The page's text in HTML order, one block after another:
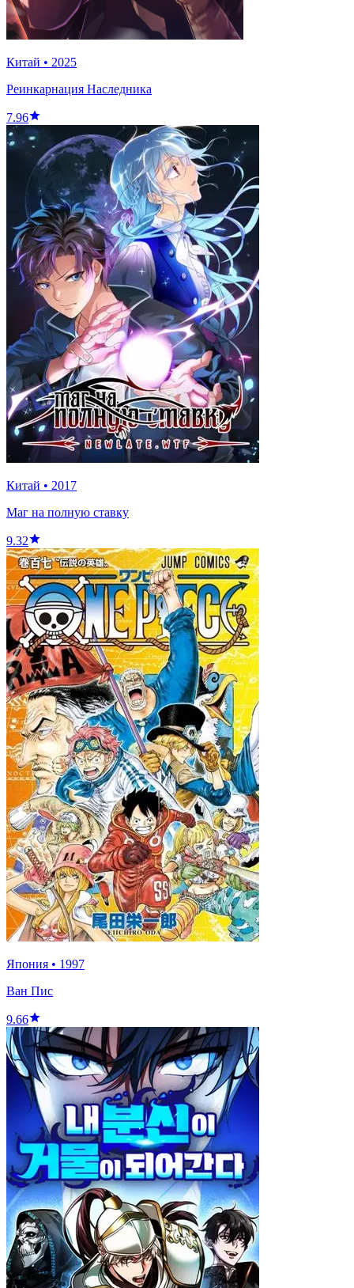
Китай • 2025
Реинкарнация Наследника
7.96
Китай • 2017
Маг на полную ставку
9.32
Япония • 1997
Ван Пис
9.66